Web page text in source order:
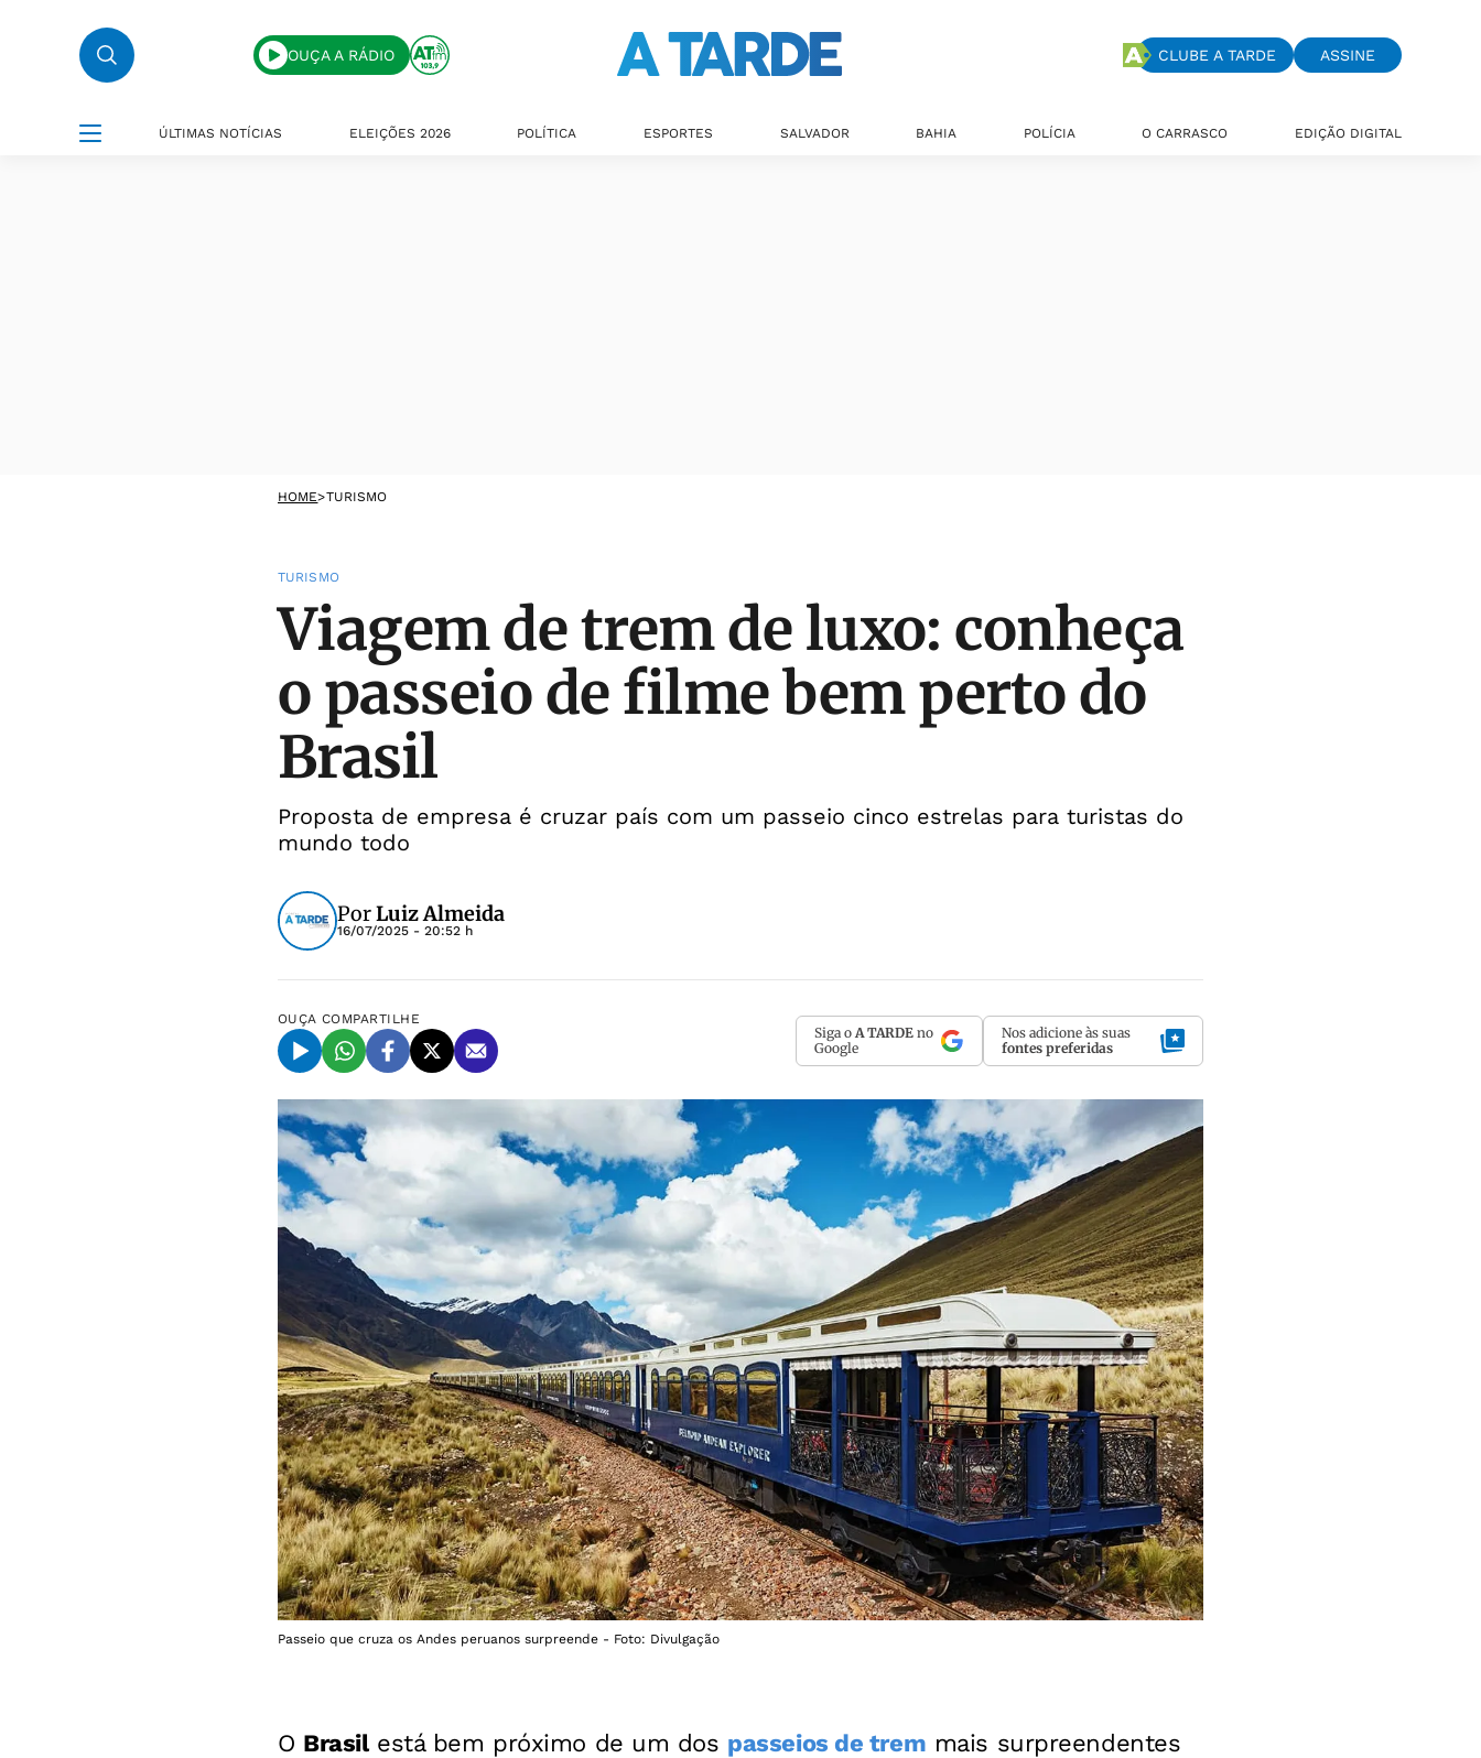
OUÇA A RÁDIO CLUBE A TARDE ASSINE
ÚLTIMAS NOTÍCIAS ELEIÇÕES 2026 POLÍTICA ESPORTES SALVADOR BAHIA POLÍCIA O CARRASCO EDIÇÃO DIGITAL
HOME>TURISMO
TURISMO
Viagem de trem de luxo: conheça
o passeio de filme bem perto do
Brasil
Proposta de empresa é cruzar país com um passeio cinco estrelas para turistas do
mundo todo
PorLuiz Almeida
16/07/2025 - 20:52 h
OUÇA COMPARTILHE
Siga o A TARDE no
Google
Nos adicione às suas
fontes preferidas
Passeio que cruza os Andes peruanos surpreende - Foto: Divulgação
O Brasilestá bem próximo de um dos passeios de trem mais surpreendentes